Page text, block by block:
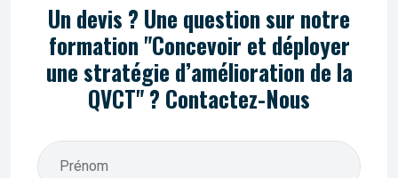
Un devis ? Une question sur notre
formation "Concevoir et déployer
une stratégie d’amélioration de la
QVCT" ? Contactez-Nous
Prénom